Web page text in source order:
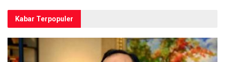
Kabar Terpopuler